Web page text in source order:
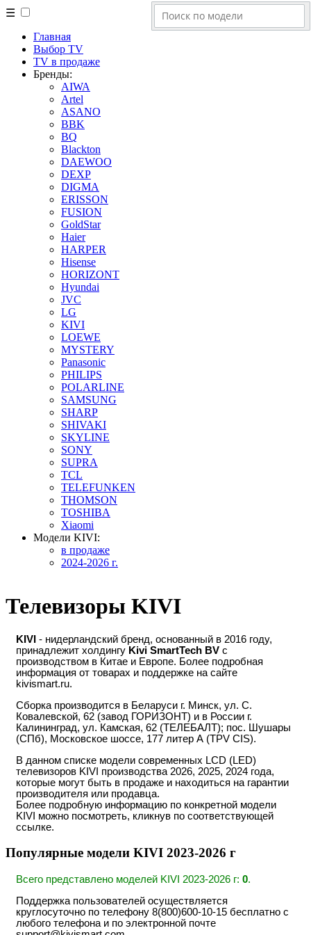
☰
Главная
Выбор TV
TV в продаже
Бренды:
AIWA
Artel
ASANO
BBK
BQ
Blackton
DAEWOO
DEXP
DIGMA
ERISSON
FUSION
GoldStar
Haier
HARPER
Hisense
HORIZONT
Hyundai
JVC
LG
KIVI
LOEWE
MYSTERY
Panasonic
PHILIPS
POLARLINE
SAMSUNG
SHARP
SHIVAKI
SKYLINE
SONY
SUPRA
TCL
TELEFUNKEN
THOMSON
TOSHIBA
Xiaomi
Модели KIVI:
в продаже
2024-2026 г.
Телевизоры KIVI
KIVI - нидерландский бренд, основанный в 2016 году,
принадлежит холдингу Kivi SmartTech BVс
производством в Китае и Европе. Более подробная
информация от товарах и поддержке на сайте
kivismart.ru.
Сборка производится в Беларуси г. Минск, ул. С.
Ковалевской, 62 (завод ГОРИЗОНТ) и в России г.
Калининград, ул. Камская, 62 (ТЕЛЕБАЛТ); пос. Шушары
(СПб), Московское шоссе, 177 литер А (TPV CIS).
В данном списке модели современных LCD (LED)
телевизоров KIVI производства 2026, 2025, 2024 года,
которые могут быть в продаже и находиться на гарантии
производителя или продавца.
Более подробную информацию по конкретной модели
KIVI можно посмотреть, кликнув по соответствующей
ссылке.
Популярные модели KIVI 2023-2026 г
Всего представлено моделей KIVI 2023-2026 г: 0.
Поддержка пользователей осуществляется
круглосуточно по телефону 8(800)600-10-15 бесплатно с
любого телефона и по электронной почте